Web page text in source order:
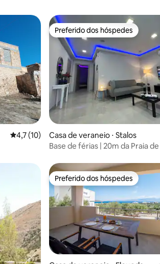
4,7 de uma avaliação média de 5, 10
4,7 (10)
Preferido dos hóspedes
Preferido dos hóspedes
Casa de veraneio ⋅ Stalos
Base de férias | 20m da Praia de
Preferido dos hóspedes
Preferido dos hóspedes